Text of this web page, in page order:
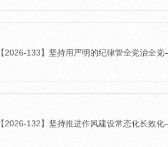
【2026-133】坚持用严明的纪律管全党治全
【2026-132】坚持推进作风建设常态化长效